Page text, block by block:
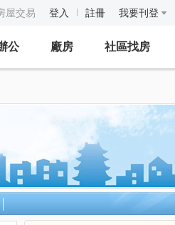
屋交易 登入 註冊 我要刊登
公 廠房 社區找房